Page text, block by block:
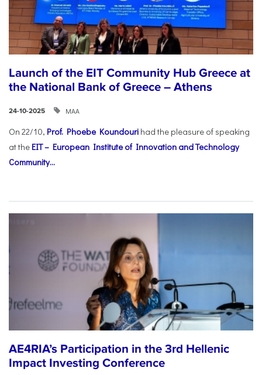
Launch of the EIT Community Hub Greece at
the National Bank of Greece – Athens
24-10-2025 ΜΑΑ
On 22/10, Prof. Phoebe Koundouri had the pleasure of speaking
at the EIT – European Institute of Innovation and Technology
Community...
AE4RIA’s Participation in the 3rd Hellenic
Impact Investing Conference